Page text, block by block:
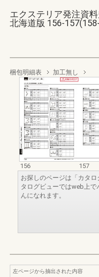
エクステリア発注資
北海道版 156-
梱包明細表 加工無し
156
157
お探しのページは「カタ
タログビューではweb上
んになれます。
左ページから抽出された内容